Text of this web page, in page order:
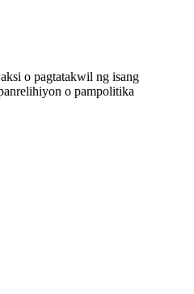
o pagtatakwil ng isang
o pampolitika